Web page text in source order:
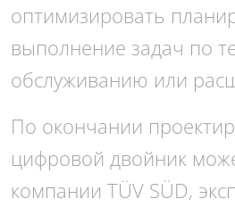
оптимизировать
выполнение задач по
обслуживанию или
По окончании
цифровой двойник
компании TÜV SÜD,